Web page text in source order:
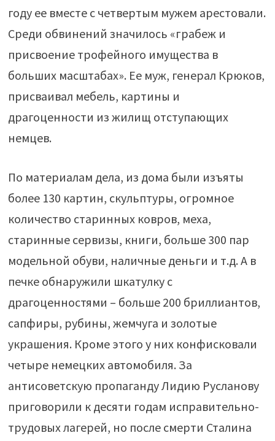
году ее вместе с четвертым мужем арестовали.
Среди обвинений значилось «грабеж и
присвоение трофейного имущества в
больших масштабах». Ее муж, генерал Крюков,
присваивал мебель, картины и
драгоценности из жилищ отступающих
немцев.
По материалам дела, из дома были изъяты
более 130 картин, скульптуры, огромное
количество старинных ковров, меха,
старинные сервизы, книги, больше 300 пар
модельной обуви, наличные деньги и т.д. А в
печке обнаружили шкатулку с
драгоценностями – больше 200 бриллиантов,
сапфиры, рубины, жемчуга и золотые
украшения. Кроме этого у них конфисковали
четыре немецких автомобиля. За
антисоветскую пропаганду Лидию Русланову
приговорили к десяти годам исправительно-
трудовых лагерей, но после смерти Сталина